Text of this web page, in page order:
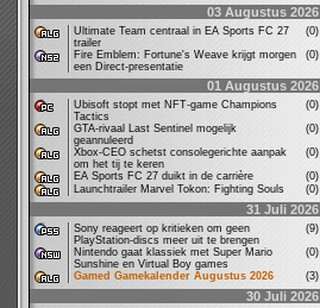
03 Augustus 2026
Ultimate Team centraal in EA Sports FC 27
trailer
(0)
Fire Emblem: Fortune's Weave krijgt morgen
een Direct-presentatie
(0)
01 Augustus 2026
Ubisoft stopt met NFT-game Champions
Tactics
(0)
GTA-rivaal Last Sentinel mogelijk
geannuleerd
(0)
Xbox-CEO schetst consolegerichte aanpak
om het tij te keren
(0)
EA Sports FC 27 duikt in de carrière
(0)
Launchtrailer Marvel Tokon: Fighting Souls
(0)
31 Juli 2026
Sony reageert op kritieken om geen
PlayStation-discs meer uit te brengen
(9)
Nintendo gaat klassiek met Super Mario
Sunshine en Virtual Boy games
(0)
Gamed Gamekalender Augustus 2026
(3)
30 Juli 2026